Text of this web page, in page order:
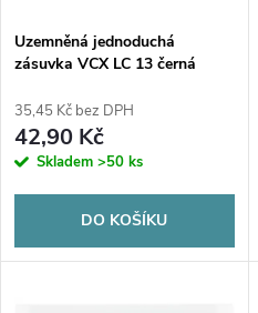
p
r
o
u
s
p
r
o
d
Uzemněná jednoduchá
zásuvka VCX LC 13 černá
35,45 Kč bez DPH
42,90 Kč
Skladem >50 ks
DO KOŠÍKU